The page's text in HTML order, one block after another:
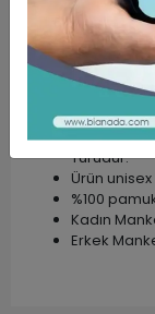
Taksit Seçenekleri
ÜRÜN
Dokusu
Yüksek
Türüdür.
Ürün unisex
%100
Kadın
Erkek